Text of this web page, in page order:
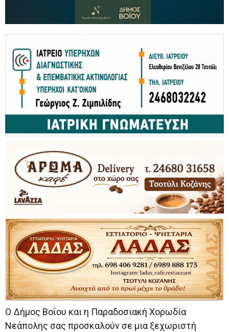
Ο Δήμος Βοΐου και η Παραδοσιακή Χορωδία
Νεάπολης σας προσκαλούν σε μια ξεχωριστή